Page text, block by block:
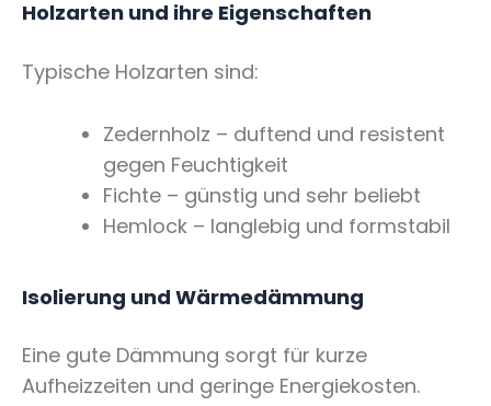
Holzarten und ihre Eigenschaften
Typische Holzarten sind:
Zedernholz – duftend und resistent
gegen Feuchtigkeit
Fichte – günstig und sehr beliebt
Hemlock – langlebig und formstabil
Isolierung und Wärmedämmung
Eine gute Dämmung sorgt für kurze
Aufheizzeiten und geringe Energiekosten.